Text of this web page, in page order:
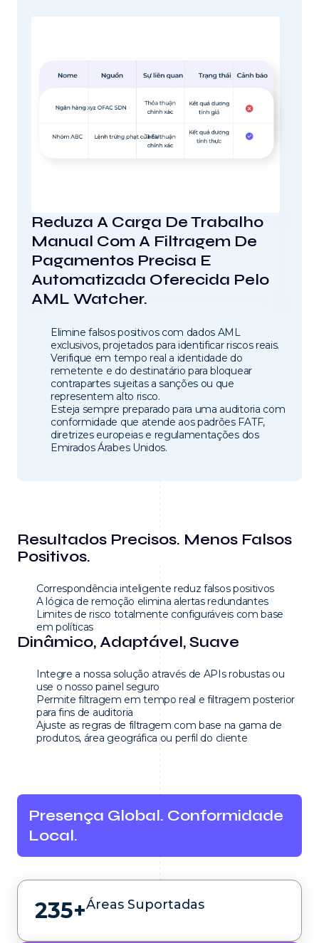
Reduza A Carga De Trabalho
Manual Com A Filtragem De
Pagamentos Precisa E
Automatizada Oferecida Pelo
AML Watcher.
Elimine falsos positivos com dados AML
exclusivos, projetados para identificar riscos reais.
Verifique em tempo real a identidade do
remetente e do destinatário para bloquear
contrapartes sujeitas a sanções ou que
representem alto risco.
Esteja sempre preparado para uma auditoria com
conformidade que atende aos padrões FATF,
diretrizes europeias e regulamentações dos
Emirados Árabes Unidos.
Resultados Precisos. Menos Falsos
Positivos.
Correspondência inteligente reduz falsos positivos
A lógica de remoção elimina alertas redundantes
Limites de risco totalmente configuráveis com base
em políticas
Dinâmico, Adaptável, Suave
Integre a nossa solução através de APIs robustas ou
use o nosso painel seguro
Permite filtragem em tempo real e filtragem posterior
para fins de auditoria
Ajuste as regras de filtragem com base na gama de
produtos, área geográfica ou perfil do cliente
Presença Global. Conformidade
Local.
235+Áreas Suportadas